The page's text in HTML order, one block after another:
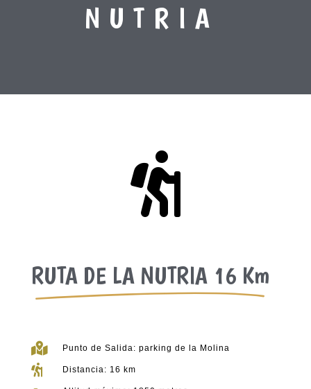
NUTRIA

RUTA DE LA NUTRIA 16 Km
 Punto de Salida: parking de la Molina
 Distancia: 16 km